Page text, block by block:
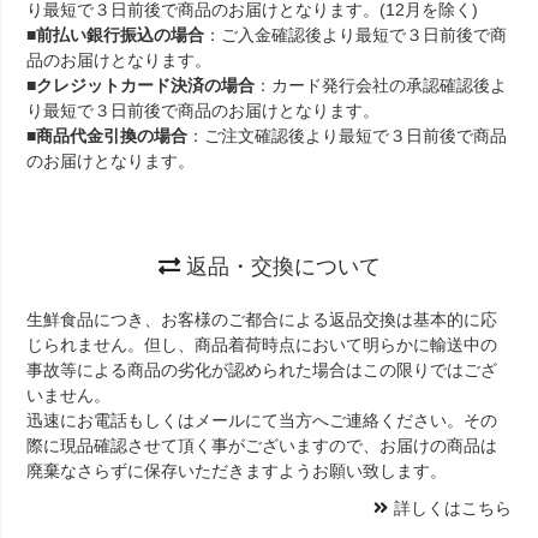
り最短で３日前後で商品のお届けとなります。(12月を除く)
■前払い銀行振込の場合 ：ご入金確認後より最短で３日前後で商
品のお届けとなります。
■クレジットカード決済の場合 ：カード発行会社の承認確認後よ
り最短で３日前後で商品のお届けとなります。
■商品代金引換の場合 ：ご注文確認後より最短で３日前後で商品
のお届けとなります。
返品・交換について
生鮮食品につき、お客様のご都合による返品交換は基本的に応
じられません。但し、商品着荷時点において明らかに輸送中の
事故等による商品の劣化が認められた場合はこの限りではござ
いません。
迅速にお電話もしくはメールにて当方へご連絡ください。その
際に現品確認させて頂く事がございますので、お届けの商品は
廃棄なさらずに保存いただきますようお願い致します。
詳しくはこちら